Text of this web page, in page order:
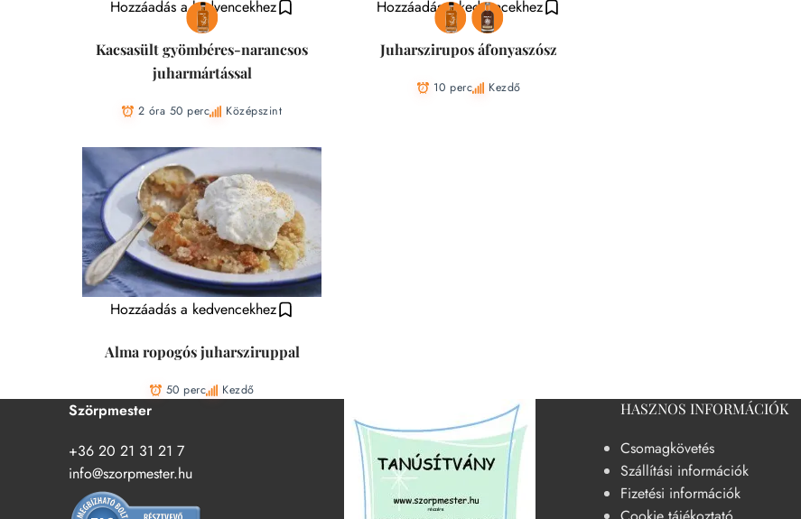
Hozzáadás a kedvencekhez
Kacsasült gyömbéres-narancsos
juharmártással
2 óra 50 perc Középszint
Hozzáadás a kedvencekhez
Juharszirupos áfonyaszósz
10 perc Kezdő
Hozzáadás a kedvencekhez
Alma ropogós juharsziruppal
50 perc Kezdő
Szörpmester
+36 20 21 31 21 7
info@szorpmester.hu
HASZNOS INFORMÁCIÓK
Csomagkövetés
Szállítási információk
Fizetési információk